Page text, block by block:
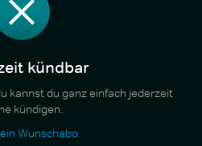
kündbar
kannst du ganz einfach jederzeit
kündigen.
Wunschabo